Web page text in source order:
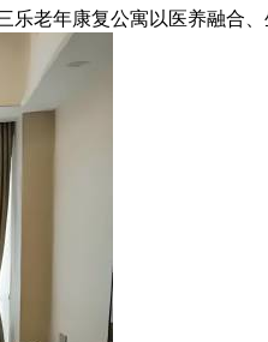
老年康复公寓以医养融合、